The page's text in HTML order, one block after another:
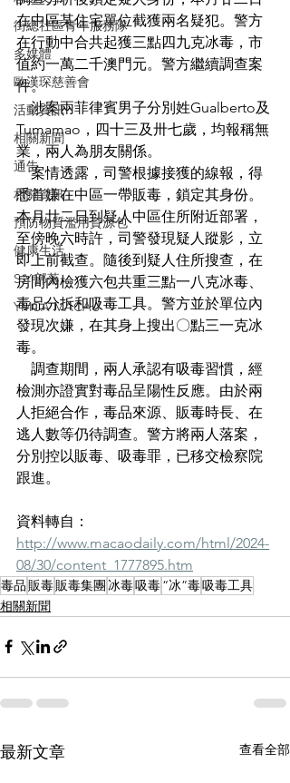
街總社區青年服務隊
多媒體
歐漢琛慈善會
活動資訊
相關新聞
通告
相關資訊
預防物質濫用資源包
健康生活
S.Y.部落
YMCA MACAU
在中區某住宅單位截獲兩名疑犯。警方
在行動中合共起獲三點四九克冰毒，市
值約一萬二千澳門元。警方繼續調查案
件。
涉案兩菲律賓男子分別姓Gualberto及
Tumamao，四十三及卅七歲，均報稱無
業，兩人為朋友關係。
案情透露，司警根據接獲的線報，得
悉首嫌在中區一帶販毒，鎖定其身份。
本月廿二日到疑人中區住所附近部署，
至傍晚六時許，司警發現疑人蹤影，立
即上前截查。隨後到疑人住所搜查，在
房間內檢獲六包共重三點一八克冰毒、
毒品分拆和吸毒工具。警方並於單位內
發現次嫌，在其身上搜出〇點三一克冰
毒。
調查期間，兩人承認有吸毒習慣，經
檢測亦證實對毒品呈陽性反應。由於兩
人拒絕合作，毒品來源、販毒時長、在
逃人數等仍待調查。警方將兩人落案，
分別控以販毒、吸毒罪，已移交檢察院
跟進。
資料轉自：
http://www.macaodaily.com/html/2024-
08/30/content_1777895.htm
毒品販毒販毒集團 冰毒吸毒“冰”毒吸毒工具
相關新聞
最新文章 查看全部